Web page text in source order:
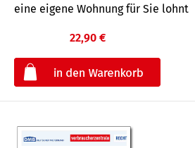
eine eigene Wohnung für Sie lohnt
22,90 €